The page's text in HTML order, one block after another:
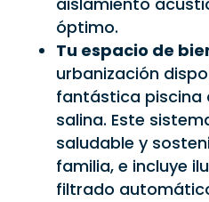
óptimo.
Tu espacio de
urbanización
fantástica piscina
salina. Este
saludable y
familia, e incluye
filtrado